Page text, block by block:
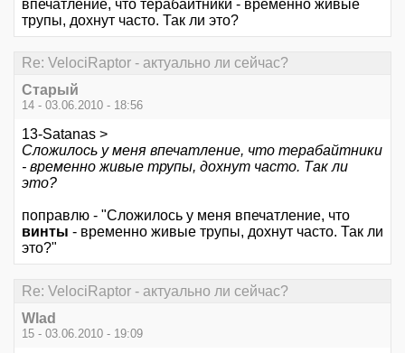
впечатление, что терабайтники - временно живые
трупы, дохнут часто. Так ли это?
Re: VelociRaptor - актуально ли сейчас?
Старый
14 - 03.06.2010 - 18:56
13-Satanas >
Сложилось у меня впечатление, что терабайтники
- временно живые трупы, дохнут часто. Так ли
это?
поправлю - "Сложилось у меня впечатление, что
винты - временно живые трупы, дохнут часто. Так ли
это?"
Re: VelociRaptor - актуально ли сейчас?
Wlad
15 - 03.06.2010 - 19:09